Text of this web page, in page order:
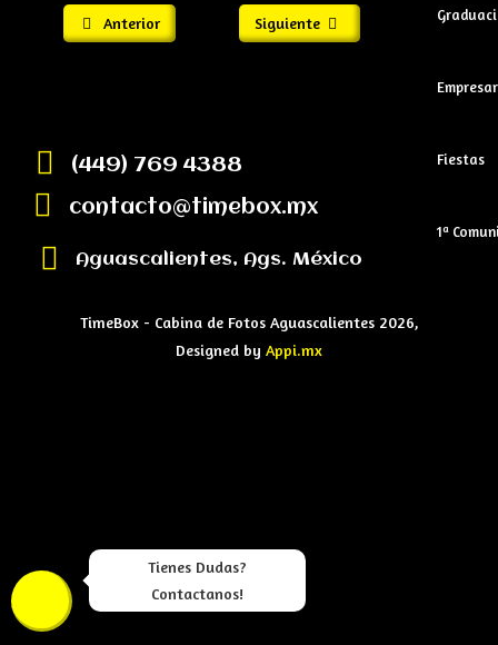
Tienes Dudas?
Contactanos!
Fiestas
1ª
Anterior Siguiente
(449) 769 4388
contacto@timebox.mx
Aguascalientes, Ags. México
TimeBox - Cabina de Fotos Aguascalientes 2026,
Designed by Appi.mx